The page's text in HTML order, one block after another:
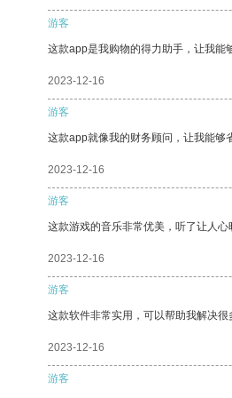
游客
这款app是我购物的得力助手，让我能
2023-12-16
游客
这款app就像我的财务顾问，让我能够
2023-12-16
游客
这款游戏的音乐非常优美，听了让人心
2023-12-16
游客
这款软件非常实用，可以帮助我解决很
2023-12-16
游客